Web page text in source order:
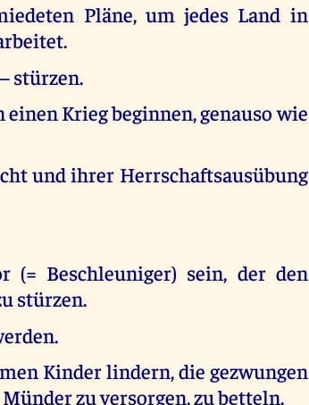
Pläne, um jedes Land in
stürzen.
Krieg beginnen, genauso wie
und ihrer Herrschaftsausübung
(= Beschleuniger) sein, der den
stürzen.
Kinder lindern, die gezwungen
zu versorgen, zu betteln.